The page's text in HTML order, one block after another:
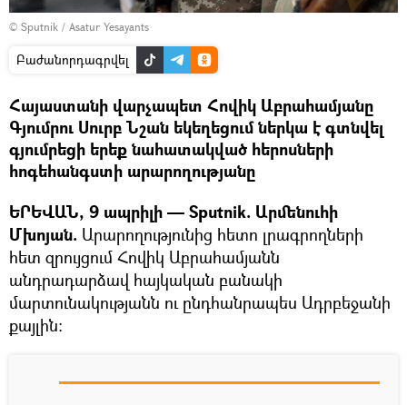
© Sputnik / Asatur Yesayants
Բաժանորդագրվել
Հայաստանի վարչապետ Հովիկ Աբրահամյանը
Գյումրու Սուրբ Նշան եկեղեցում ներկա է գտնվել
գյումրեցի երեք նահատակված հերոսների
հոգեհանգստի արարողությանը
ԵՐԵՎԱՆ, 9 ապրիլի — Sputnik. Արմենուհի
Մխոյան. Արարողությունից հետո լրագրողների
հետ զրույցում Հովիկ Աբրահամյանն
անդրադարձավ հայկական բանակի
մարտունակությանն ու ընդհանրապես Ադրբեջանի
քայլին: